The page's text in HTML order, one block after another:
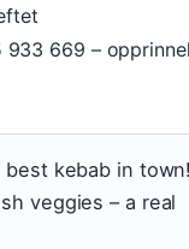
933 669 –
best kebab in
veggies – a real